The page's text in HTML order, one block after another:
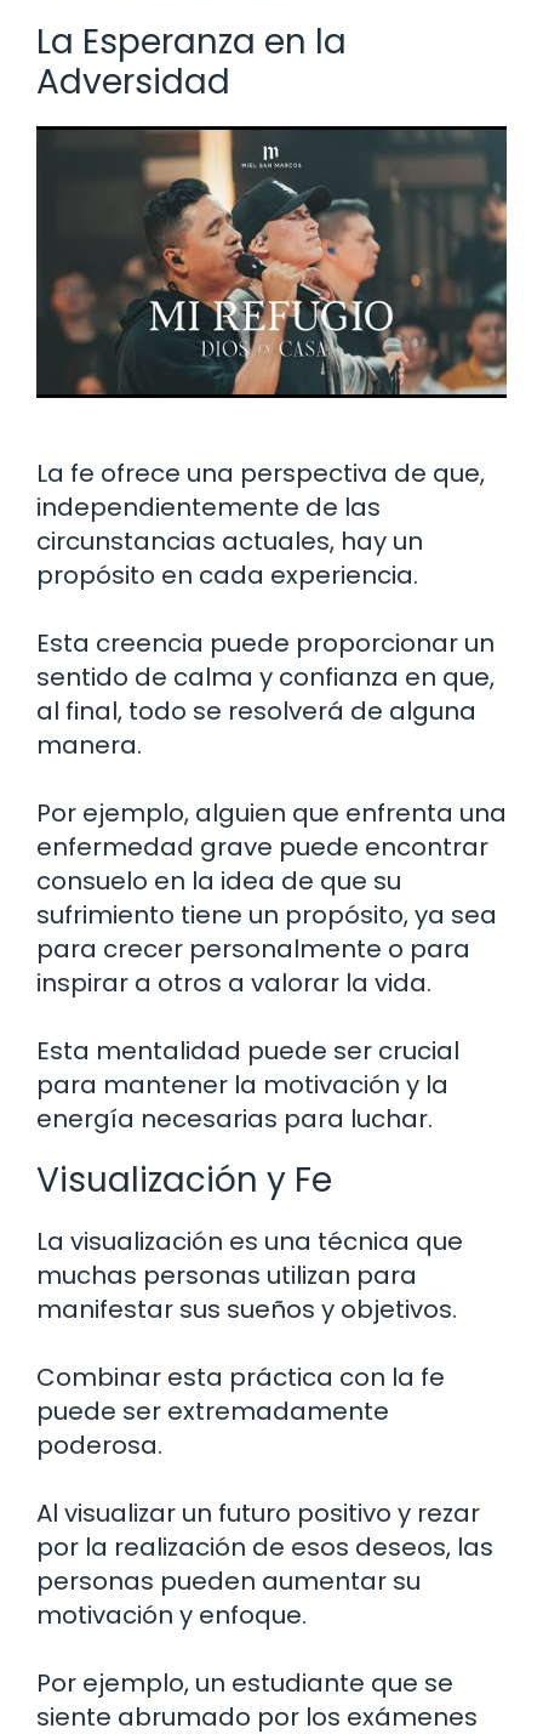
La Esperanza en la
Adversidad
La fe ofrece una perspectiva de que,
independientemente de las
circunstancias actuales, hay un
propósito en cada experiencia.
Esta creencia puede proporcionar un
sentido de calma y confianza en que,
al final, todo se resolverá de alguna
manera.
Por ejemplo, alguien que enfrenta una
enfermedad grave puede encontrar
consuelo en la idea de que su
sufrimiento tiene un propósito, ya sea
para crecer personalmente o para
inspirar a otros a valorar la vida.
Esta mentalidad puede ser crucial
para mantener la motivación y la
energía necesarias para luchar.
Visualización y Fe
La visualización es una técnica que
muchas personas utilizan para
manifestar sus sueños y objetivos.
Combinar esta práctica con la fe
puede ser extremadamente
poderosa.
Al visualizar un futuro positivo y rezar
por la realización de esos deseos, las
personas pueden aumentar su
motivación y enfoque.
Por ejemplo, un estudiante que se
siente abrumado por los exámenes